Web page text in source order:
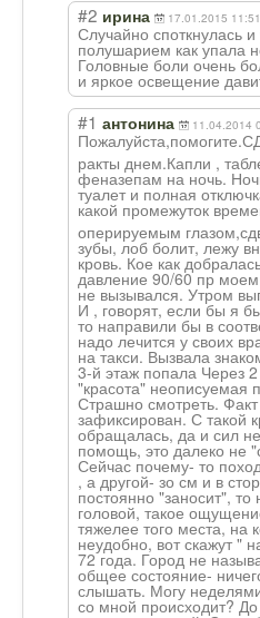
#2 ирина 17.01.2015 11:51
Случайно споткнулась
полушарием как упала
Головные боли очень
и яркое освещение
#1 антонина 11.04.2014
Пожалуйста,помо
ракты днем.Капли ,
феназепам на ночь.
туалет и полная
какой промежуток
оперируемым
зубы, лоб болит, лежу
кровь. Кое как
давление 90/60 пр
не вызывался. Утром
И , говорят, если бы я
то направили бы в
надо лечится у своих
на такси. Вызвала
3-й этаж попала Через
"красота" неописуемая
Страшно смотреть.
зафиксирован. С такой
обращалась, да и сил
помощь, это далеко не
Сейчас почему- то
, а другой- зо см и в
постоянно "заносит", то
головой, такое
тяжелее того места, на
неудобно, вот скажут "
72 года. Город не
общее состояние-
слышать. Могу
со мной происходит? До